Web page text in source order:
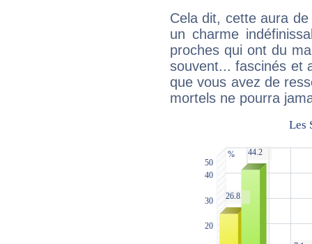
Cela dit, cette aura
un charme
proches qui ont du
souvent... fascinés et
que vous avez de
mortels ne pourra